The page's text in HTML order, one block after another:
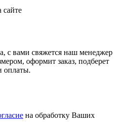
с вами свяжется наш менеджер
оформит заказ, подберет
оплаты.
на обработку Ваших